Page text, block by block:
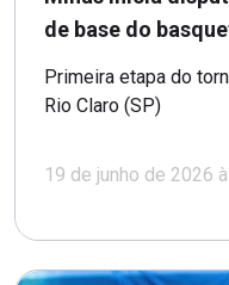
de base do
Primeira etapa do
Rio Claro (SP)
19 de junho de 2026